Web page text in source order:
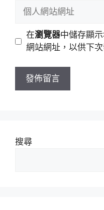
址
站
址
在瀏覽器中儲存顯
網站網址，以供下
搜尋